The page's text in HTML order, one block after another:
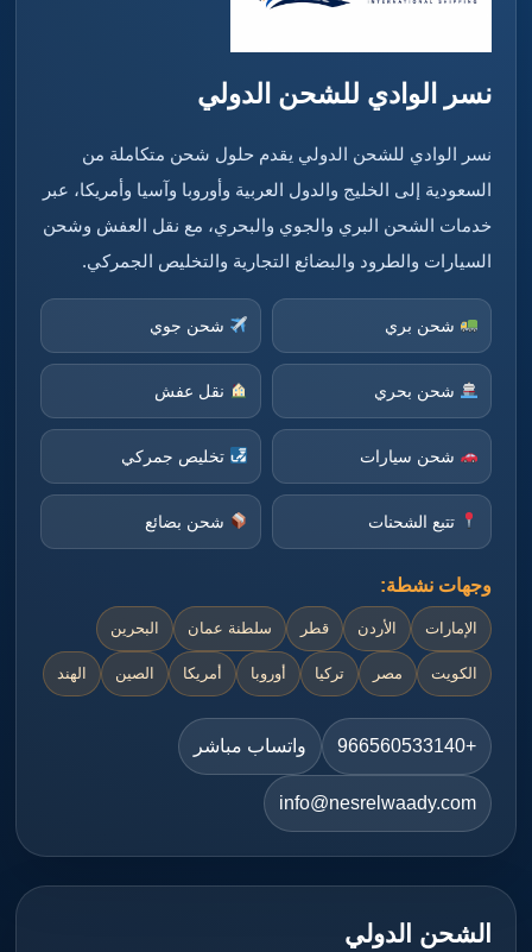
نسر الوادي للشحن الدولي
نسر الوادي للشحن الدولي يقدم حلول شحن متكاملة من
السعودية إلى الخليج والدول العربية وأوروبا وآسيا وأمريكا، عبر
خدمات الشحن البري والجوي والبحري، مع نقل العفش وشحن
السيارات والطرود والبضائع التجارية والتخليص الجمركي.
شحن بري شحن جوي
شحن بحري نقل عفش
شحن سيارات تخليص جمركي
تتبع الشحنات شحن بضائع
وجهات نشطة:
الإمارات الأردن قطر سلطنة عمان البحرين
الكويت مصر تركيا أوروبا أمريكا الصين الهند
+966560533140 واتساب مباشر
info@nesrelwaady.com
الشحن الدولي